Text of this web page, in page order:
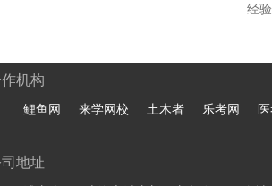
经
机构
鲤鱼网 来学网校 土木者 乐考网
地址